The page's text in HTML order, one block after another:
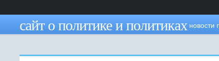
сайт о политике и политиках новости